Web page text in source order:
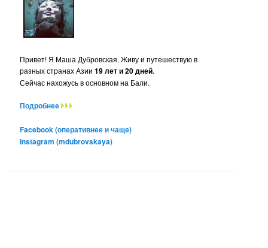
Привет! Я Маша Дубровская. Живу и путешествую в
разных странах Азии19 лет и 20 дней.
Сейчас нахожусь в основном на Бали.
Подробнее
Facebook (оперативнее и чаще)
Instagram (mdubrovskaya)